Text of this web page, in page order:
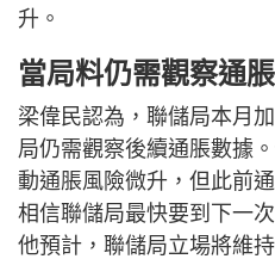
升。
當局料仍需觀察通
梁偉民認為，聯儲局本月
局仍需觀察後續通脹數據
動通脹風險微升，但此前
相信聯儲局最快要到下一
他預計，聯儲局立場將維